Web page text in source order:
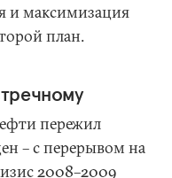
и максимизация
план.
пережил
– с перерывом на
2008–2009